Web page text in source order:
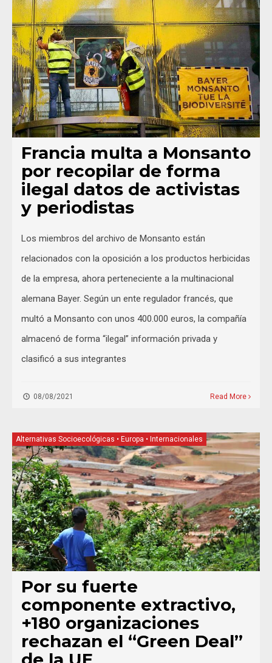
Francia multa a Monsanto
por recopilar de forma
ilegal datos de activistas
y periodistas
Los miembros del archivo de Monsanto están
relacionados con la oposición a los productos herbicidas
de la empresa, ahora perteneciente a la multinacional
alemana Bayer. Según un ente regulador francés, que
multó a Monsanto con unos 400.000 euros, la compañía
almacenó de forma “ilegal” información privada y
clasificó a sus integrantes
08/08/2021 Read More
Alternativas Socioecológicas • Europa • Internacionales
Por su fuerte
componente extractivo,
+180 organizaciones
rechazan el “Green Deal”